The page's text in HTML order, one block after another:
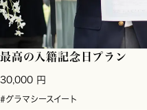
最高の入籍記念日プラン
30,000 円
#グラマシースイート